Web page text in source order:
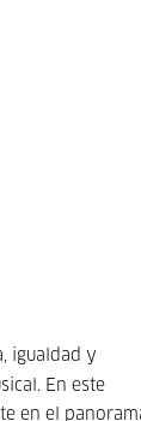
igualdad y
En este
en el